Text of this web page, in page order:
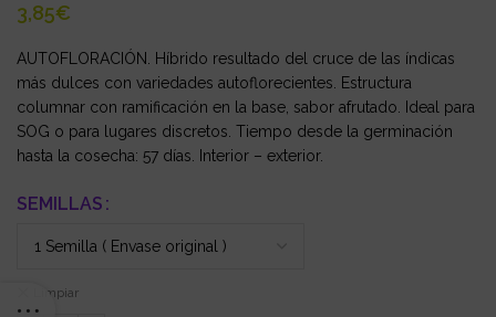
€
AUTOFLORACIÓN. Híbrido resultado del cruce de las índicas
más dulces con variedades autoflorecientes. Estructura
columnar con ramificación en la base, sabor afrutado. Ideal para
SOG o para lugares discretos. Tiempo desde la germinación
hasta la cosecha: 57 días. Interior – exterior.
SEMILLAS
Limpiar